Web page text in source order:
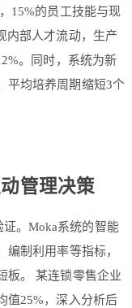
15%的员工技能与现
内部人才流动，生产
。同时，系统为新
平均培养周期缩短3个
管理决策
。Moka系统的智能
制利用率等指标，
板。 某连锁零售企业
值25%，深入分析后